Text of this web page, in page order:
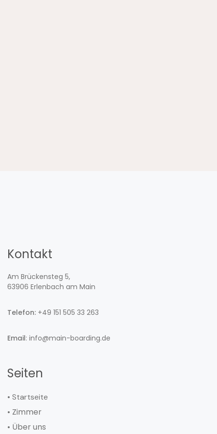
Kontakt
Am Brückensteg 5,
63906 Erlenbach am Main
Telefon: +49 151 505 33 263
Email: info@main-boarding.de
Seiten
• Startseite
• Zimmer
• Über uns